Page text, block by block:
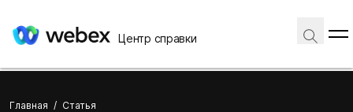
Центр справки
Главная / Статья